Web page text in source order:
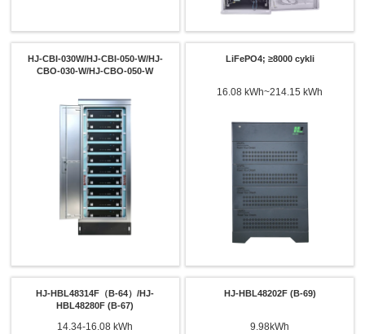
HJ-CBI-030W/HJ-CBI-050-W/HJ-
CBO-030-W/HJ-CBO-050-W
LiFePO4; ≥8000 cykli
16.08 kWh~214.15 kWh
HJ-HBL48314F（B-64）/HJ-
HBL48280F (B-67)
14.34-16.08 kWh
HJ-HBL48202F (B-69)
9.98kWh